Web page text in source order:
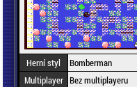
Herní styl
Bomberman
Multiplayer Bez multiplayeru